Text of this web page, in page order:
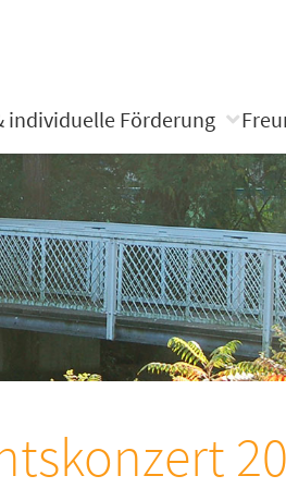
individuelle Förderung